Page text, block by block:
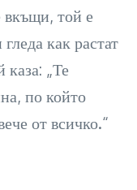
вкъщи, той е
как растат
„Те
по който
от всичко.“